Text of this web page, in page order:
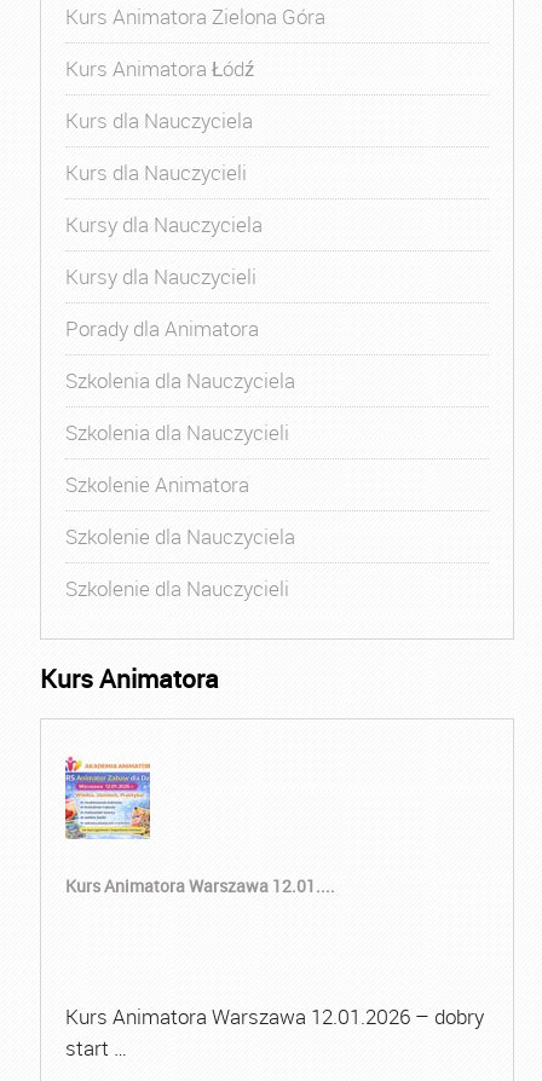
Kurs Animatora Zielona Góra
Kurs Animatora Łódź
Kurs dla Nauczyciela
Kurs dla Nauczycieli
Kursy dla Nauczyciela
Kursy dla Nauczycieli
Porady dla Animatora
Szkolenia dla Nauczyciela
Szkolenia dla Nauczycieli
Szkolenie Animatora
Szkolenie dla Nauczyciela
Szkolenie dla Nauczycieli
Kurs Animatora
Kurs Animatora Warszawa 12.01....
Kurs Animatora Warszawa 12.01.2026 – dobry
start …